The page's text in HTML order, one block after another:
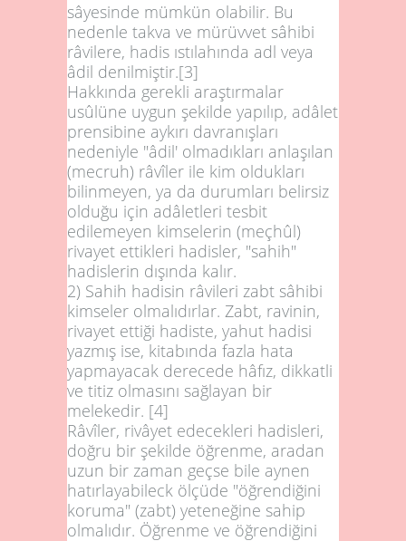
sâyesinde mümkün olabilir. Bu
nedenle takva ve mürüvvet sâhibi
râvilere, hadis ıstılahında adl veya
âdil denilmiştir.[3]
Hakkında gerekli araştırmalar
usûlüne uygun şekilde yapılıp, adâlet
prensibine aykırı davranışları
nedeniyle "âdil' olmadıkları anlaşılan
(mecruh) râvîler ile kim oldukları
bilinmeyen, ya da durumları belirsiz
olduğu için adâletleri tesbit
edilemeyen kimselerin (meçhûl)
rivayet ettikleri hadisler, "sahih"
hadislerin dışında kalır.
2) Sahih hadisin râvileri zabt sâhibi
kimseler olmalıdırlar. Zabt, ravinin,
rivayet ettiği hadiste, yahut hadisi
yazmış ise, kitabında fazla hata
yapmayacak derecede hâfız, dikkatli
ve titiz olmasını sağlayan bir
melekedir. [4]
Râvîler, rivâyet edecekleri hadisleri,
doğru bir şekilde öğrenme, aradan
uzun bir zaman geçse bile aynen
hatırlayabileck ölçüde "öğrendiğini
koruma" (zabt) yeteneğine sahip
olmalıdır. Öğrenme ve öğrendiğini